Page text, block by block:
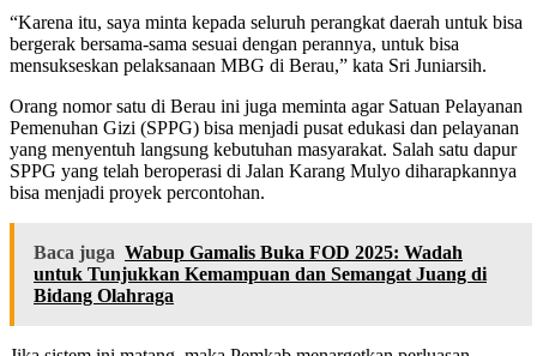
“Karena itu, saya minta kepada seluruh perangkat daerah untuk bisa
bergerak bersama-sama sesuai dengan perannya, untuk bisa
mensukseskan pelaksanaan MBG di Berau,” kata Sri Juniarsih.
Orang nomor satu di Berau ini juga meminta agar Satuan Pelayanan
Pemenuhan Gizi (SPPG) bisa menjadi pusat edukasi dan pelayanan
yang menyentuh langsung kebutuhan masyarakat. Salah satu dapur
SPPG yang telah beroperasi di Jalan Karang Mulyo diharapkannya
bisa menjadi proyek percontohan.
Baca juga Wabup Gamalis Buka FOD 2025: Wadah
untuk Tunjukkan Kemampuan dan Semangat Juang di
Bidang Olahraga